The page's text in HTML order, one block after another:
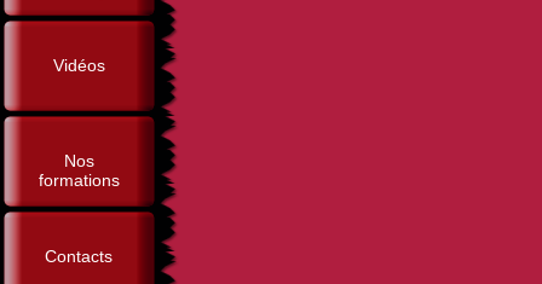
Vidéos
Nos
formations
Contacts